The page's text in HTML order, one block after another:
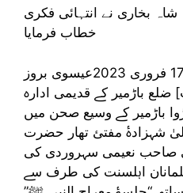
شاہ بخاری نے انتہائی فکری
خطاب فرمایا
حسب روایت سابقہ 17 فروری 2023عیسوی بروز
باڑمیر کے قدیمی ادارہ
باڑمیر کے وسیع صحن میں
شہزادۂ مفتئ تھار حضرت
صاحب نعیمی سہروردی کی
اہلسنت کی طرف سے